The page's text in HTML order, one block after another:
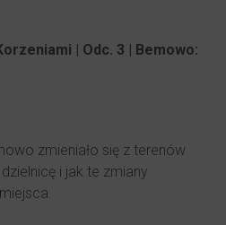
| Odc. 3 | Bemowo:
zmieniało się z terenów
i jak te zmiany